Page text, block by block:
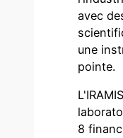
avec
une
pointe.
8